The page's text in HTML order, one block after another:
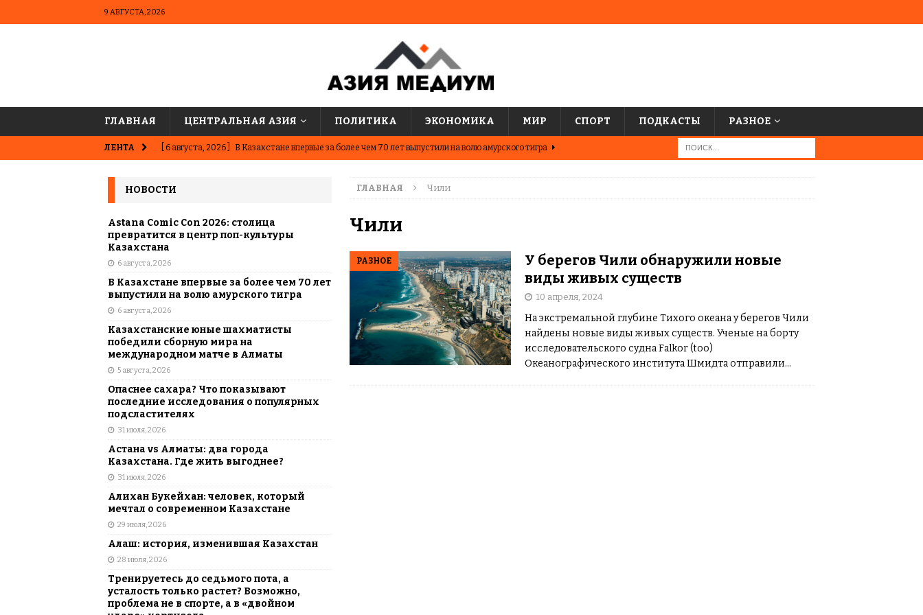
9 АВГУСТА, 2026
ГЛАВНАЯ ЦЕНТРАЛЬНАЯ АЗИЯ ПОЛИТИКА ЭКОНОМИКА МИР СПОРТ ПОДКАСТЫ РАЗНОЕ
ЛЕНТА [ 6 августа, 2026 ] В Казахстане впервые за более чем 70 лет выпустили на волю амурского тигра
[ 5 августа, 2026 ]
матче в Алматы
[ 31 июля, 2026 ] Опаснее сахара? Что показывают последние исследования о популярных
подсластителях
[ 31 июля, 2026 ] Астана vs Алматы: два города Казахстана. Где жить выгоднее? ЦЕНТРАЛЬНАЯ
АЗИЯ
[ 6 августа, 2026 ] Astana Comic Con 2026: столица превратится в центр поп-культуры Казахстана
КАЗАХСТАН
ГЛАВНАЯ Чили
Чили
РАЗНОЕ
У берегов Чили обнаружили новые
виды живых существ
10 апреля, 2024
На экстремальной глубине Тихого океана у берегов Чили
найдены новые виды живых существ. Ученые на борту
исследовательского судна Falkor (too)
Океанографического института Шмидта отправили
НОВОСТИ
Astana Comic Con 2026: столица
превратится в центр поп-культуры
Казахстана
6 августа, 2026
В Казахстане впервые за более чем 70 лет
выпустили на волю амурского тигра
6 августа, 2026
Казахстанские юные шахматисты
победили сборную мира на
международном матче в Алматы
5 августа, 2026
Опаснее сахара? Что показывают
последние исследования о популярных
подсластителях
31 июля, 2026
Астана vs Алматы: два города
Казахстана. Где жить выгоднее?
31 июля, 2026
Алихан Букейхан: человек, который
мечтал о современном Казахстане
29 июля, 2026
Алаш: история, изменившая Казахстан
28 июля, 2026
Тренируетесь до седьмого пота, а
усталость только растет? Возможно,
проблема не в спорте, а в «двойном